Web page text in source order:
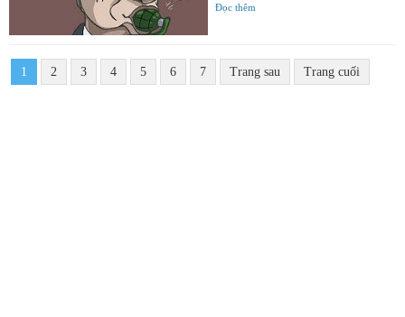
Đọc thêm
1 2 3 4 5 6 7 Trang sau Trang cuối